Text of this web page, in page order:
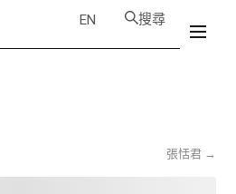
EN 搜尋
張恬君→